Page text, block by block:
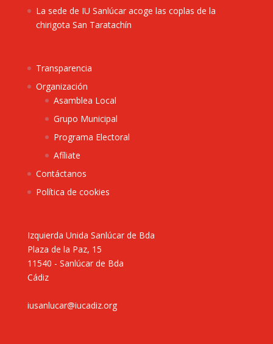
La sede de IU Sanlúcar acoge las coplas de la
chirigota San Taratachín
Transparencia
Organización
Asamblea Local
Grupo Municipal
Programa Electoral
Afíliate
Contáctanos
Política de cookies
Izquierda Unida Sanlúcar de Bda
Plaza de la Paz, 15
11540 - Sanlúcar de Bda
Cádiz
iusanlucar@iucadiz.org